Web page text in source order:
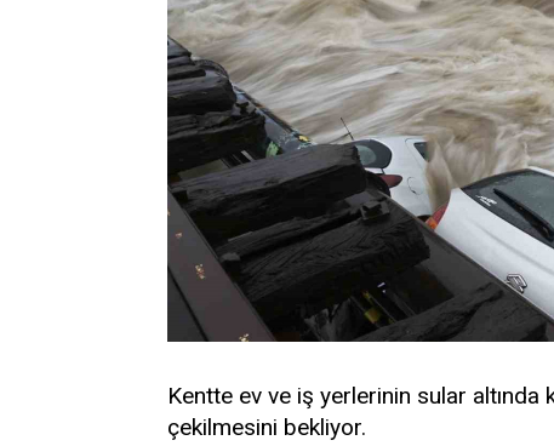
Kentte ev ve iş yerlerinin sular altında
çekilmesini bekliyor.